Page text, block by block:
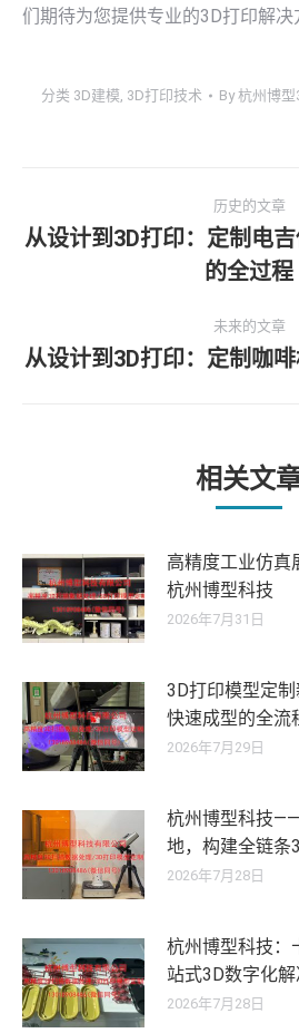
们期待为您提供专业的3D打印解决
分类 3D建模 3D打印技术 By杭州博型
章
航
历史的文章
历
史
文
章：
从设计到3D打印：定制电
的全过程
未来的文章
未
章：
从设计到3D打印：定制咖
相关文
高精度工业仿真
杭州博型科技
2026年7月31日
3D打印模型定
快速成型的全流
2026年7月29日
杭州博型科技
地，构建全链条
2026年7月28日
杭州博型科技：
站式3D数字化
2026年7月28日